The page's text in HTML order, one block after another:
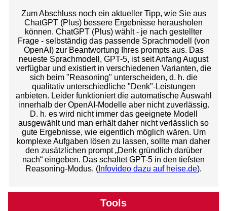
Zum Abschluss noch ein aktueller Tipp, wie Sie aus
ChatGPT (Plus) bessere Ergebnisse herausholen
können. ChatGPT (Plus) wählt - je nach gestellter
Frage - selbständig das passende Sprachmodell (von
OpenAI) zur Beantwortung Ihres prompts aus. Das
neueste Sprachmodell, GPT-5, ist seit Anfang August
verfügbar und existiert in verschiedenen Varianten, die
sich beim "Reasoning" unterscheiden, d. h. die
qualitativ unterschiedliche "Denk"-Leistungen
anbieten. Leider funktioniert die automatische Auswahl
innerhalb der OpenAI-Modelle aber nicht zuverlässig.
D. h. es wird nicht immer das geeignete Modell
ausgewählt und man erhält daher nicht verlässlich so
gute Ergebnisse, wie eigentlich möglich wären. Um
komplexe Aufgaben lösen zu lassen, sollte man daher
den zusätzlichen prompt „Denk gründlich darüber
nach“ eingeben. Das schaltet GPT-5 in den tiefsten
Reasoning-Modus. ( Infovideo dazu auf heise.de).
Tools